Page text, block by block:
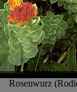
Rosenwurz